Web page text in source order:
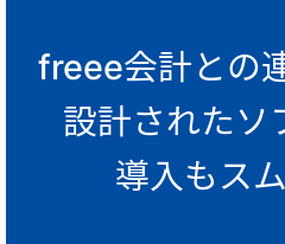
freee会計との
設計されたソ
導入もスム